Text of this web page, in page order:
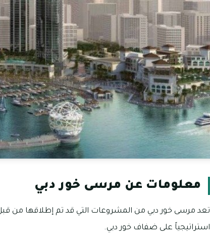
معلومات عن مرسى خور دبي
تعد مرسى خور دبي من المشروعات التي قد تم إطلاقها من
استراتيجياً على ضفاف خور دبي.